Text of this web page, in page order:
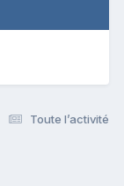
Toute l’activité